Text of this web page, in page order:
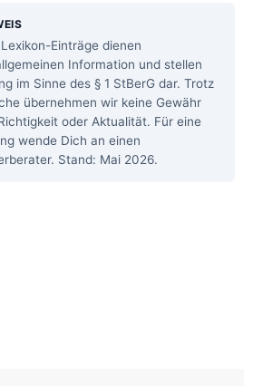
Einträge dienen
Information und stellen
im Sinne des § 1 StBerG dar. Trotz
übernehmen wir keine Gewähr
oder Aktualität. Für eine
wende Dich an einen
Stand: Mai 2026.